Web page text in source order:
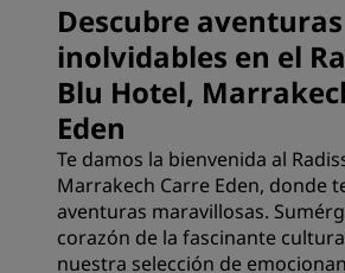
Descubre aventuras
inolvidables en el
Blu Hotel,
Eden
Te damos la bienvenida al
Marrakech Carre Eden, donde
aventuras maravillosas.
corazón de la fascinante
nuestra selección de